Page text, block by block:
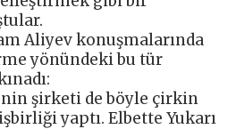
Aliyev konuşmalarında
yönündeki bu tür
şirketi de böyle çirkin
yaptı. Elbette Yukarı